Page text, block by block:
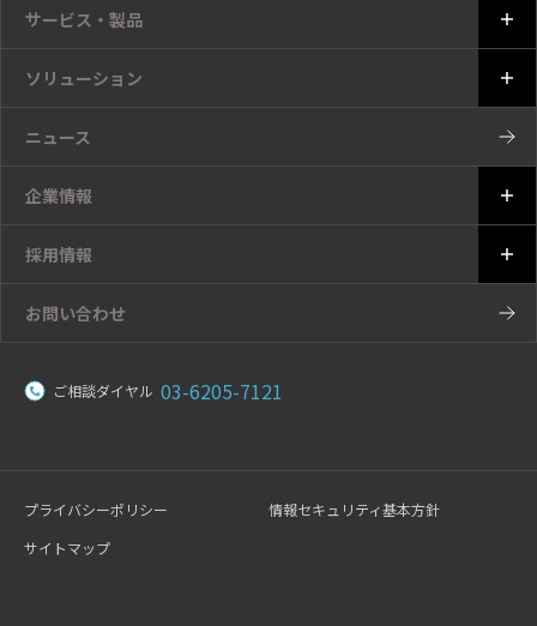
サービス・製品
ソリューション
ニュース
企業情報
採用情報
お問い合わせ
ご相談ダイヤル 03-6205-7121
プライバシーポリシー
情報セキュリティ基本方針
サイトマップ